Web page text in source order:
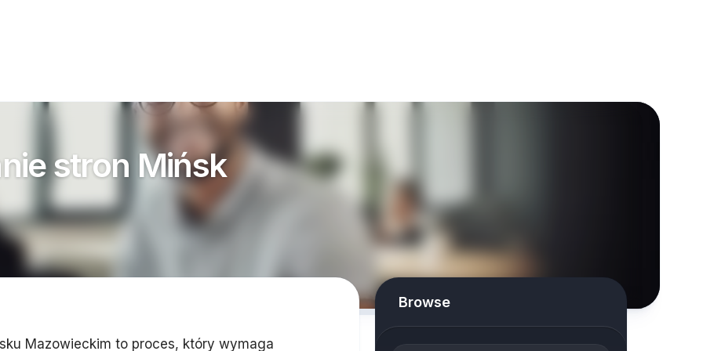
stron Mińsk
Mazowieckim to proces, który wymaga
Browse